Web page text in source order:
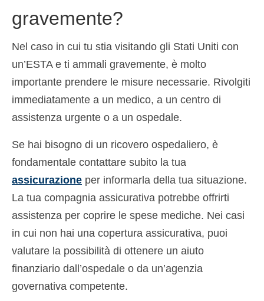
gravemente?
Nel caso in cui tu stia visitando gli Stati Uniti con
un’ESTA e ti ammali gravemente, è molto
importante prendere le misure necessarie. Rivolgiti
immediatamente a un medico, a un centro di
assistenza urgente o a un ospedale.
Se hai bisogno di un ricovero ospedaliero, è
fondamentale contattare subito la tua
assicurazione per informarla della tua situazione.
La tua compagnia assicurativa potrebbe offrirti
assistenza per coprire le spese mediche. Nei casi
in cui non hai una copertura assicurativa, puoi
valutare la possibilità di ottenere un aiuto
finanziario dall’ospedale o da un’agenzia
governativa competente.